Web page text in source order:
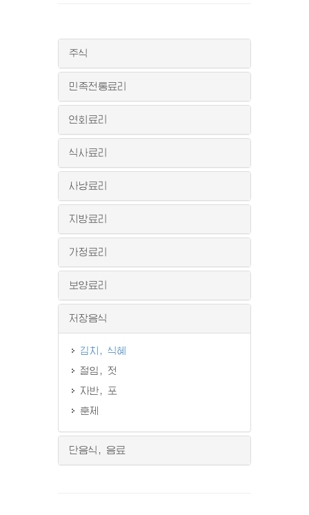
주식
민족전통료리
연회료리
식사료리
사냥료리
지방료리
가정료리
보양료리
저장음식
김치, 식혜
절임, 젓
자반, 포
훈제
단음식, 음료